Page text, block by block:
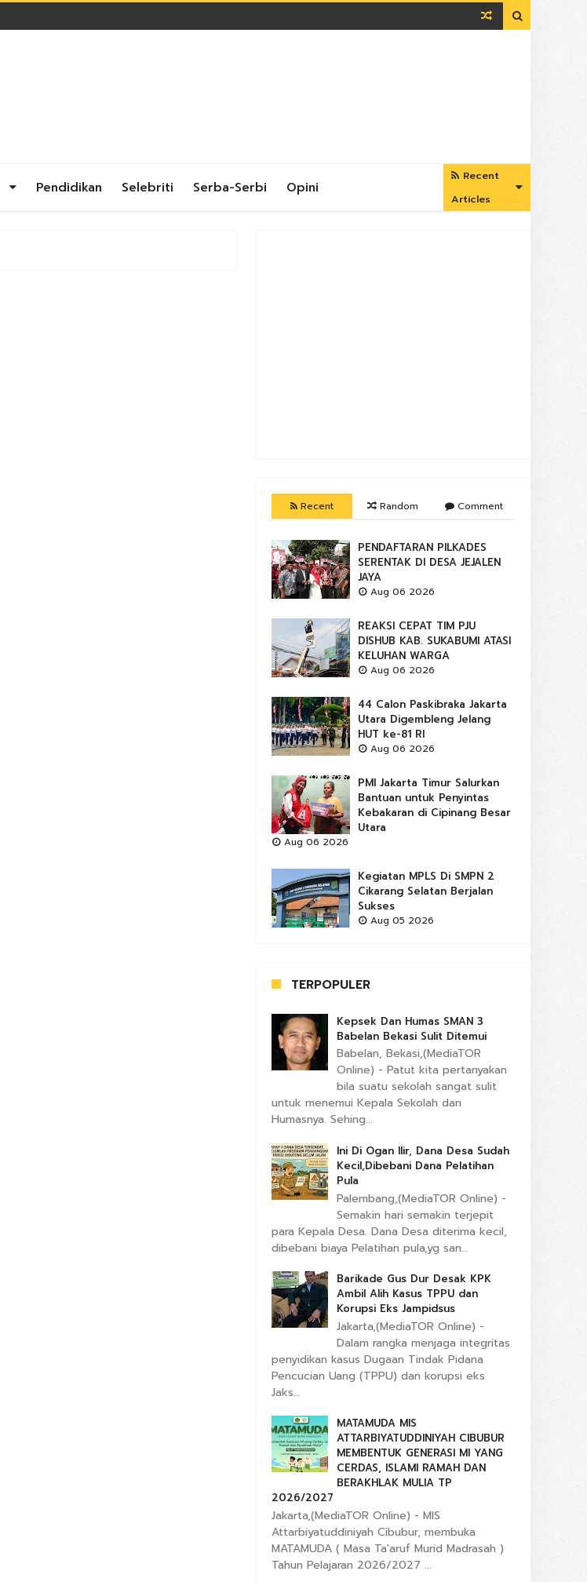

Pendidikan Selebriti Serba-Serbi Opini
Recent
Articles
Recent Random Comment
PENDAFTARAN PILKADES
SERENTAK DI DESA JEJALEN
JAYA
Aug 06 2026
REAKSI CEPAT TIM PJU
DISHUB KAB. SUKABUMI ATASI
KELUHAN WARGA
Aug 06 2026
44 Calon Paskibraka Jakarta
Utara Digembleng Jelang
HUT ke-81 RI
Aug 06 2026
PMI Jakarta Timur Salurkan
Bantuan untuk Penyintas
Kebakaran di Cipinang Besar
Utara
Aug 06 2026
Kegiatan MPLS Di SMPN 2
Cikarang Selatan Berjalan
Sukses
Aug 05 2026
TERPOPULER
Kepsek Dan Humas SMAN 3
Babelan Bekasi Sulit Ditemui
Babelan, Bekasi,(MediaTOR
Online) - Patut kita pertanyakan
bila suatu sekolah sangat sulit
untuk menemui Kepala Sekolah dan
Humasnya. Sehing...
Ini Di Ogan Ilir, Dana Desa Sudah
Kecil,Dibebani Dana Pelatihan
Pula
Palembang,(MediaTOR Online) -
Semakin hari semakin terjepit
para Kepala Desa. Dana Desa diterima kecil,
dibebani biaya Pelatihan pula,yg san...
Barikade Gus Dur Desak KPK
Ambil Alih Kasus TPPU dan
Korupsi Eks Jampidsus
Jakarta,(MediaTOR Online) -
Dalam rangka menjaga integritas
penyidikan kasus Dugaan Tindak Pidana
Pencucian Uang (TPPU) dan korupsi eks
Jaks...
MATAMUDA MIS
ATTARBIYATUDDINIYAH CIBUBUR
MEMBENTUK GENERASI MI YANG
CERDAS, ISLAMI RAMAH DAN
BERAKHLAK MULIA TP
2026/2027
Jakarta,(MediaTOR Online) - MIS
Attarbiyatuddiniyah Cibubur, membuka
MATAMUDA ( Masa Ta'aruf Murid Madrasah )
Tahun Pelajaran 2026/2027 ...